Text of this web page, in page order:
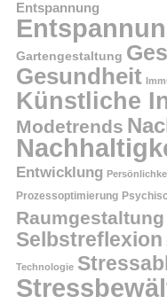
Entspannung
Gartengestaltung
Gesundheit
Künstliche
Modetrends
Entwicklung
Prozessoptimierung
Raumgestaltung
Selbstreflexion
Technologie